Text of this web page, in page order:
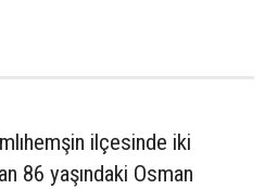
ilçesinde iki
86 yaşındaki Osman